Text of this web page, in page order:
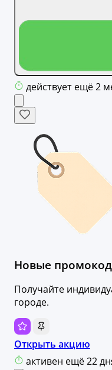
действует ещё 2
Новые
Получайте
городе.
Открыть акцию
активен ещё 22